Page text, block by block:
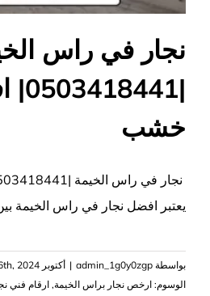
نجار في راس
خشب
يعتبر افضل نجار في راس الخيمة
بواسطة admin_1g0y0zgp
| أكتوبر 26th, 2024
الوسوم: ارخص نجار براس الخيمة, ارقام فني